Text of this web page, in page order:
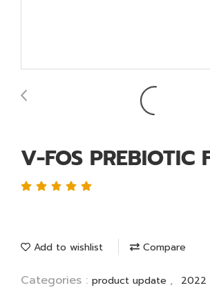
V-FOS PREBIOTIC
Add to wishlist Compare
Categories : product update , 2022